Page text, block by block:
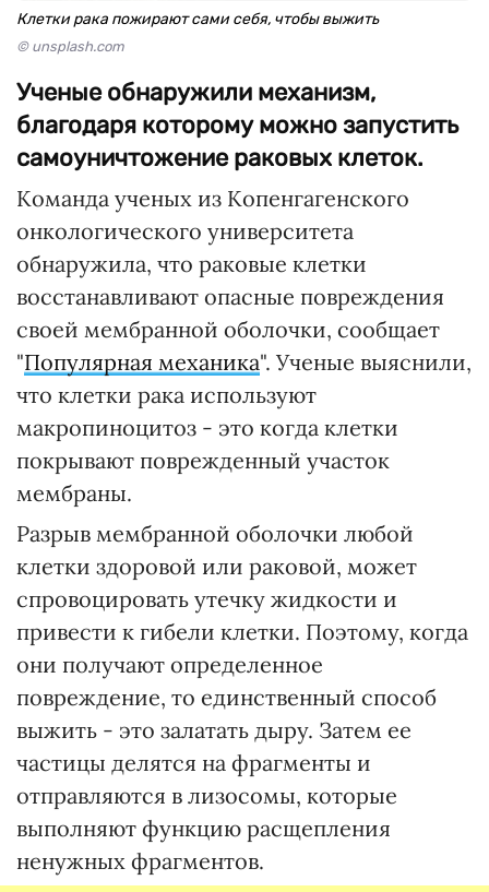
Клетки рака пожирают сами себя, чтобы выжить
© unsplash.com
Ученые обнаружили механизм,
благодаря которому можно запустить
самоуничтожение раковых клеток.
Команда ученых из Копенгагенского
онкологического университета
обнаружила, что раковые клетки
восстанавливают опасные повреждения
своей мембранной оболочки, сообщает
"Популярная механика". Ученые выяснили,
что клетки рака используют
макропиноцитоз - это когда клетки
покрывают поврежденный участок
мембраны.
Разрыв мембранной оболочки любой
клетки здоровой или раковой, может
спровоцировать утечку жидкости и
привести к гибели клетки. Поэтому, когда
они получают определенное
повреждение, то единственный способ
выжить - это залатать дыру. Затем ее
частицы делятся на фрагменты и
отправляются в лизосомы, которые
выполняют функцию расщепления
ненужных фрагментов.